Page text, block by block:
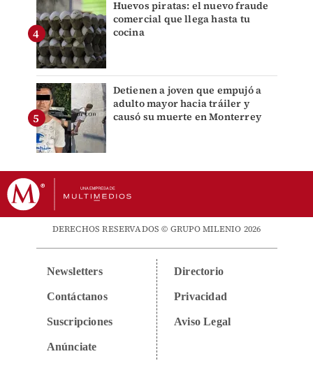
Huevos piratas: el nuevo fraude
comercial que llega hasta tu
cocina
Detienen a joven que empujó a
adulto mayor hacia tráiler y
causó su muerte en Monterrey
DERECHOS RESERVADOS © GRUPO MILENIO 2026
Newsletters
Contáctanos
Suscripciones
Anúnciate
Directorio
Privacidad
Aviso Legal